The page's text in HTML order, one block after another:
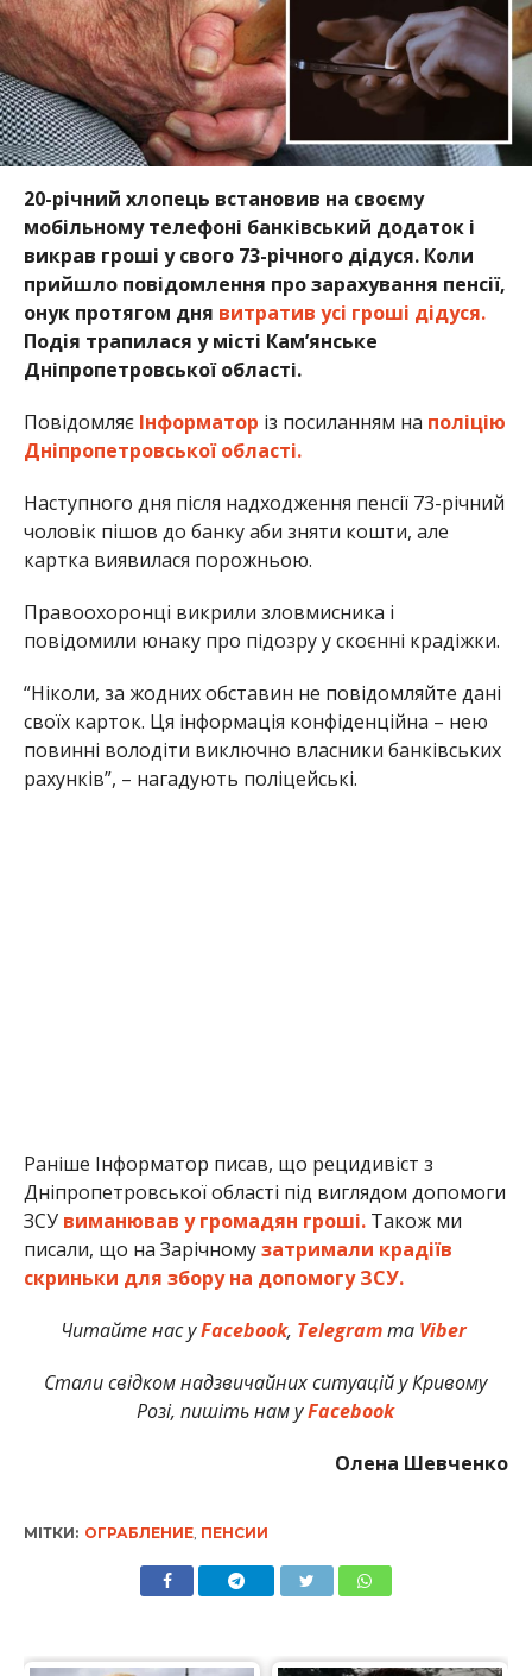
20-річний хлопець встановив на своєму
мобільному телефоні банківський додаток і
викрав гроші у свого 73-річного дідуся. Коли
прийшло повідомлення про зарахування пенсії,
онук протягом дня витратив усі гроші дідуся.
Подія трапилася у місті Кам’янське
Дніпропетровської області.
Повідомляє Інформатор із посиланням на поліцію
Дніпропетровської області.
Наступного дня після надходження пенсії 73-річний
чоловік пішов до банку аби зняти кошти, але
картка виявилася порожньою.
Правоохоронці викрили зловмисника і
повідомили юнаку про підозру у скоєнні крадіжки.
“Ніколи, за жодних обставин не повідомляйте дані
своїх карток. Ця інформація конфіденційна – нею
повинні володіти виключно власники банківських
рахунків”, – нагадують поліцейські.
Раніше Інформатор писав, що рецидивіст з
Дніпропетровської області під виглядом допомоги
ЗСУ виманював у громадян гроші.Також ми
писали, що на Зарічномузатримали крадіїв
скриньки для збору на допомогу ЗСУ.
Читайте нас уFacebook, Telegramта Viber
Стали свідком надзвичайних ситуацій у Кривому
Розі, пишіть нам уFacebook
Олена Шевченко
МІТКИ: ОГРАБЛЕНИЕ, ПЕНСИИ